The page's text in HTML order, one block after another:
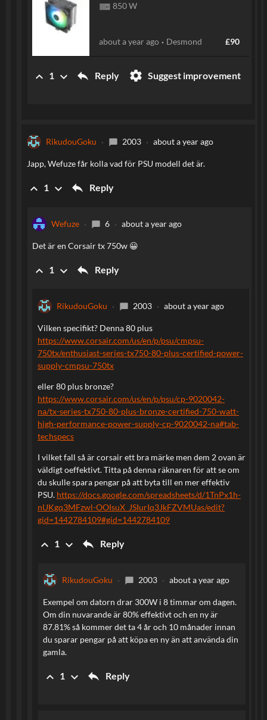
850 W
about a year ago Desmond £90
keyboard_arrow_up 1 keyboard_arrow_down reply Reply settings Suggest improvement
RikudouGoku chat_bubble 2003 about a year ago
Japp, Wefuze får kolla vad för PSU modell det är.
keyboard_arrow_up 1 keyboard_arrow_down reply Reply
Wefuze chat_bubble 6 about a year ago
Det är en Corsair tx 750w 😀
keyboard_arrow_up 1 keyboard_arrow_down reply Reply
RikudouGoku chat_bubble 2003 about a year ago
Vilken specifikt? Denna 80 plus
https://www.corsair.com/us/en/p/psu/cmpsu-
750tx/enthusiast-series-tx750-80-plus-certified-power-
supply-cmpsu-750tx
eller 80 plus bronze?
https://www.corsair.com/us/en/p/psu/cp-9020042-
na/tx-series-tx750-80-plus-bronze-certified-750-watt-
high-performance-power-supply-cp-9020042-na#tab-
techspecs
I vilket fall så är corsair ett bra märke men dem 2 ovan är
väldigt oeffektivt. Titta på denna räknaren för att se om
du skulle spara pengar på att byta till en mer effektiv
PSU. https://docs.google.com/spreadsheets/d/1TnPx1h-
nUKgq3MFzwl-OOIsuX_JSIurIq3JkFZVMUas/edit?
gid=1442784109#gid=1442784109
keyboard_arrow_up 1 keyboard_arrow_down reply Reply
RikudouGoku chat_bubble 2003 about a year ago
Exempel om datorn drar 300W i 8 timmar om dagen.
Om din nuvarande är 80% effektivt och en ny är
87.81% så kommer det ta 4 år och 10 månader innan
du sparar pengar på att köpa en ny än att använda din
gamla.
keyboard_arrow_up 1 keyboard_arrow_down reply Reply